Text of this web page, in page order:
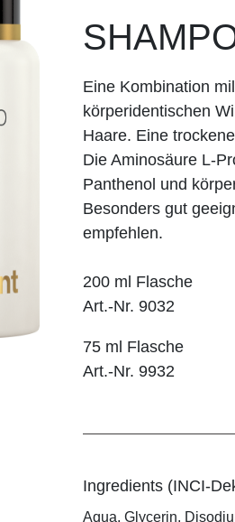
Eine Kombination
körperidentischen
Haare. Eine
Die Aminosäure L-
Panthenol und
Besonders gut
empfehlen.
200 ml Flasche
Art.-Nr. 9032
75 ml Flasche
Art.-Nr. 9932
Ingredients (INCI-
Aqua, Glycerin,